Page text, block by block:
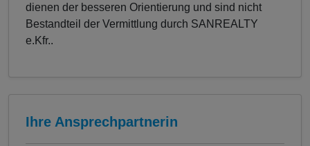
dienen der besseren Orientierung und sind nicht
Bestandteil der Vermittlung durch SANREALTY
e.Kfr..
Ihre Ansprechpartnerin